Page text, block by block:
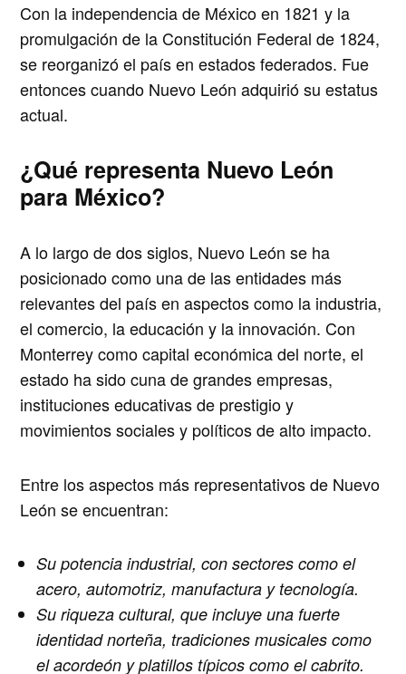
Con la independencia de México en 1821 y la
promulgación de laConstitución Federal de 1824,
se reorganizó el país en estados federados. Fue
entonces cuando Nuevo León adquirió su estatus
actual.
¿Qué representa Nuevo León
para México?
A lo largo de dos siglos, Nuevo León se ha
posicionado como una de las entidades más
relevantesdel país en aspectos como la industria,
el comercio, la educación y la innovación. Con
Monterrey como capital económica del norte, el
estado ha sido cuna de grandes empresas,
instituciones educativas de prestigio y
movimientos sociales y políticos de alto impacto.
Entre los aspectos más representativos de Nuevo
León se encuentran:
Su potencia industrial, con sectores como el
acero, automotriz, manufactura y tecnología.
Su riqueza cultural, que incluye una fuerte
identidad norteña, tradiciones musicales como
el acordeón y platillos típicos como el cabrito.